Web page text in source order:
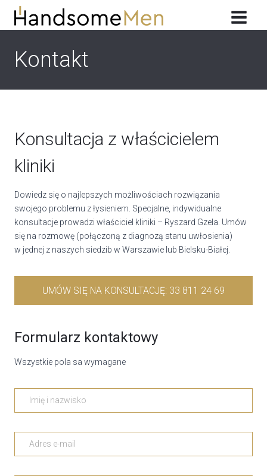
Przeskocz
Kontakt
Konsultacja z właścicielem
kliniki
Dowiedz się o najlepszych możliwościach rozwiązania
swojego problemu z łysieniem. Specjalne, indywidualne
konsultacje prowadzi właściciel kliniki – Ryszard Gzela. Umów
się na rozmowę (połączoną z diagnozą stanu uwłosienia)
w jednej z naszych siedzib w Warszawie lub Bielsku-Białej.
UMÓW SIĘ NA KONSULTACJĘ: 33 811 24 69
Formularz kontaktowy
Wszystkie pola sa wymagane